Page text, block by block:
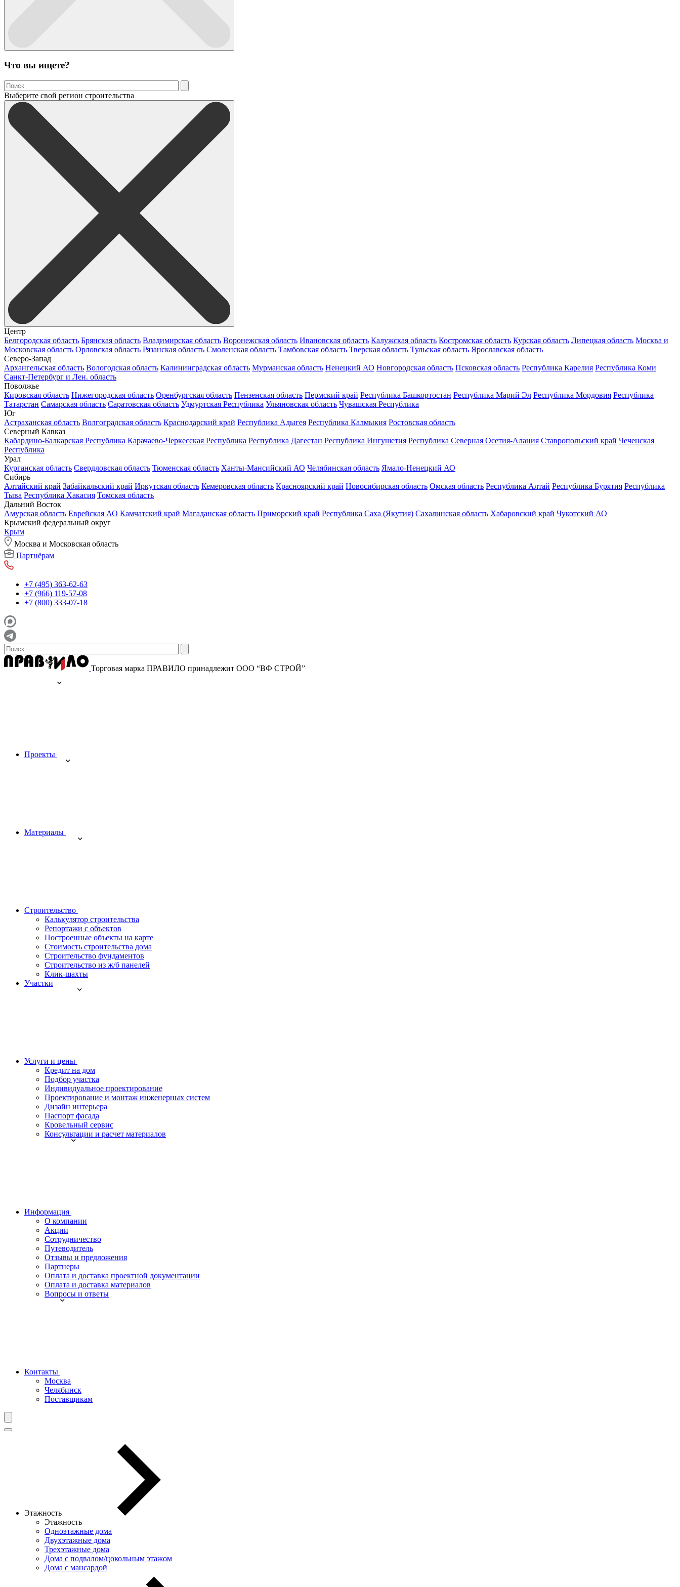
Что вы ищете?
Выберите свой регион строительства
Центр
Белгородская область Брянская область Владимирская область Воронежская область Ивановская область Калужская область Костромская область Курская область Липецкая область Москва и
Московская область Орловская область Рязанская область Смоленская область Тамбовская область Тверская область Тульская область Ярославская область
Северо-Запад
Архангельская область Вологодская область Калининградская область Мурманская область Ненецкий АО Новгородская область Псковская область Республика Карелия Республика Коми
Санкт-Петербург и Лен. область
Поволжье
Кировская область Нижегородская область Оренбургская область Пензенская область Пермский край Республика Башкортостан Республика Марий Эл Республика Мордовия Республика
Татарстан Самарская область Саратовская область Удмуртская Республика Ульяновская область Чувашская Республика
Юг
Астраханская область Волгоградская область Краснодарский край Республика Адыгея Республика Калмыкия Ростовская область
Северный Кавказ
Кабардино-Балкарская Республика Карачаево-Черкесская Республика Республика Дагестан Республика Ингушетия Республика Северная Осетия-Алания Ставропольский край Чеченская
Республика
Урал
Курганская область Свердловская область Тюменская область Ханты-Мансийский АО Челябинская область Ямало-Ненецкий АО
Сибирь
Алтайский край Забайкальский край Иркутская область Кемеровская область Красноярский край Новосибирская область Омская область Республика Алтай Республика Бурятия Республика
Тыва Республика Хакасия Томская область
Дальний Восток
Амурская область Еврейская АО Камчатский край Магаданская область Приморский край Республика Саха (Якутия) Сахалинская область Хабаровский край Чукотский АО
Крымский федеральный округ
Крым
Москва и Московская область
Партнёрам
+7 (495) 363-62-63
+7 (966) 119-57-08
+7 (800) 333-07-18
Торговая марка ПРАВИЛО принадлежит ООО “ВФ СТРОЙ”
Проекты
Материалы
Строительство
Калькулятор строительства
Репортажи с объектов
Построенные объекты на карте
Стоимость строительства дома
Строительство фундаментов
Строительство из ж/б панелей
Клик-шахты
Участки
Услуги и цены
Кредит на дом
Подбор участка
Индивидуальное проектирование
Проектирование и монтаж инженерных систем
Дизайн интерьера
Паспорт фасада
Кровельный сервис
Консультации и расчет материалов
Информация
О компании
Акции
Сотрудничество
Путеводитель
Отзывы и предложения
Партнеры
Оплата и доставка проектной документации
Оплата и доставка материалов
Вопросы и ответы
Контакты
Москва
Челябинск
Поставщикам
Этажность
Этажность
Одноэтажные дома
Двухэтажные дома
Трехэтажные дома
Дома с подвалом/цокольным этажом
Дома с мансардой